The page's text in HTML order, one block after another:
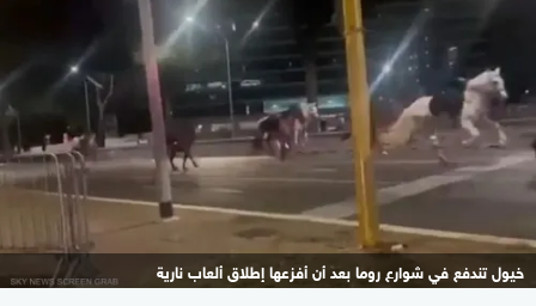
خيول تندفع في شوارع روما بعد أن أفزعها إطلاق ألعاب نارية